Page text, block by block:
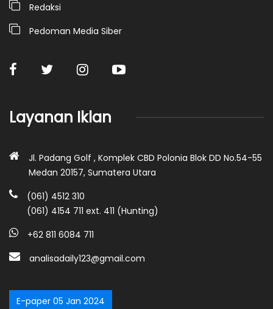
Redaksi
Pedoman Media Siber
Layanan Iklan
Jl. Padang Golf , Komplek CBD Polonia Blok DD No.54-55
Medan 20157, Sumatera Utara
(061) 4512 310
(061) 4154 711 ext. 411 (Hunting)
+62 811 6084 711
analisadaily123@gmail.com
E-paper 05 Jan 2024